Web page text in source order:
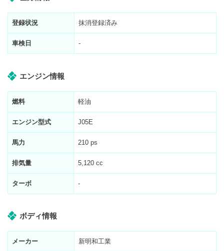
登録状況 抹消登録済み
車検日 -
エンジン情報
燃料 軽油
エンジン型式 J05E
馬力 210 ps
排気量 5,120 cc
ターボ -
ボディ情報
メーカー 新明和工業